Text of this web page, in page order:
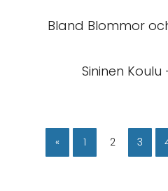
Bland Blommor
Sininen
« 1 2 3